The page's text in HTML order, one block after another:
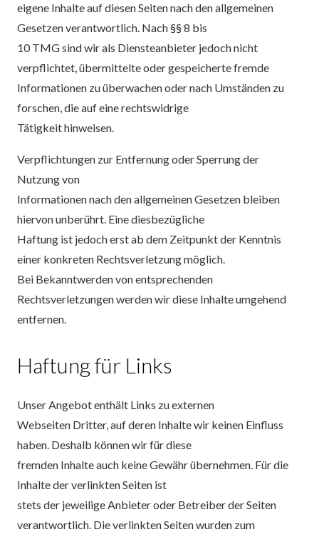
eigene Inhalte auf diesen Seiten nach den allgemeinen
Gesetzen verantwortlich. Nach §§ 8 bis
10 TMG sind wir als Diensteanbieter jedoch nicht
verpflichtet, übermittelte oder gespeicherte fremde
Informationen zu überwachen oder nach Umständen zu
forschen, die auf eine rechtswidrige
Tätigkeit hinweisen.
Verpflichtungen zur Entfernung oder Sperrung der
Nutzung von
Informationen nach den allgemeinen Gesetzen bleiben
hiervon unberührt. Eine diesbezügliche
Haftung ist jedoch erst ab dem Zeitpunkt der Kenntnis
einer konkreten Rechtsverletzung möglich.
Bei Bekanntwerden von entsprechenden
Rechtsverletzungen werden wir diese Inhalte umgehend
entfernen.
Haftung für Links
Unser Angebot enthält Links zu externen
Webseiten Dritter, auf deren Inhalte wir keinen Einfluss
haben. Deshalb können wir für diese
fremden Inhalte auch keine Gewähr übernehmen. Für die
Inhalte der verlinkten Seiten ist
stets der jeweilige Anbieter oder Betreiber der Seiten
verantwortlich. Die verlinkten Seiten wurden zum